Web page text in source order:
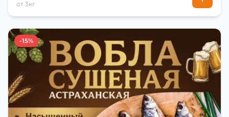
от 3кг
-15%